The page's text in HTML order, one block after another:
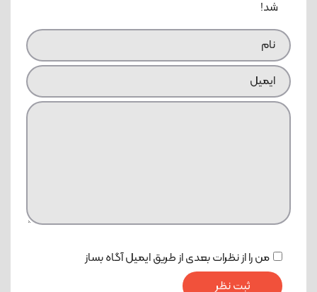
شد!
من را از نظرات بعدی از طریق ایمیل آگاه بساز